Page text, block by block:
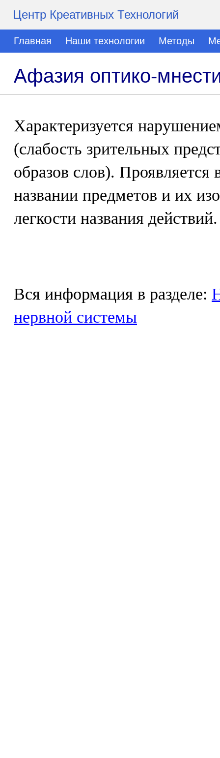
Центр Креативных Технологий
Главная Наши технологии Методы
Афазия оптико-
Характеризуется
(слабость зрительных
образов слов). Проявляется
названии предметов и их
легкости названия действий.
Вся информация в разделе:
нервной системы